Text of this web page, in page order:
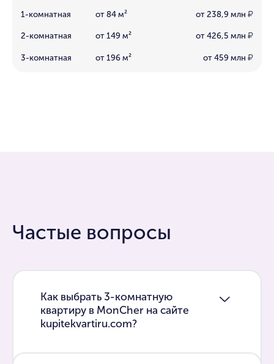
1-комнатная от 84 м² от 238,9 млн ₽
2-комнатная от 149 м² от 426,5 млн ₽
3-комнатная от 196 м² от 459 млн ₽
Частые вопросы
Как выбрать 3-комнатную
квартиру в MonCher на сайте
kupitekvartiru.com?